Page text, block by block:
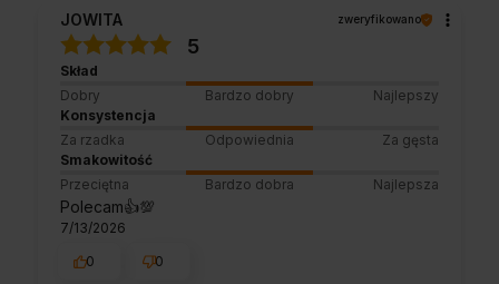
klientów jak Ty. Z pozdrowieniami, obsługa
sklepu.
JOWITA zweryfikowano
5
Skład
Dobry
Bardzo dobry
Najlepszy
Konsystencja
Za rzadka
Odpowiednia
Za gęsta
Smakowitość
Przeciętna
Bardzo dobra Najlepsza
Polecam👍️💯
7/13/2026
0
0